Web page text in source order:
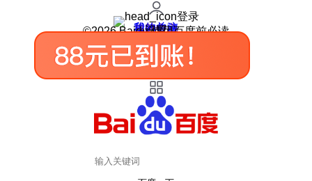
登录
我的关注
我的收藏
皮肤中心
用户反馈
设置
©2026 Baidu 使用百度前必读